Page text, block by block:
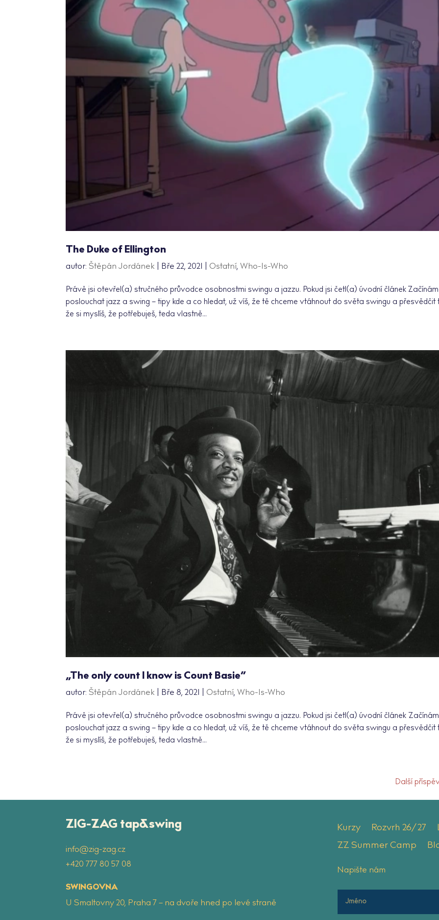
The Duke of Ellington
autor:Štěpán Jordánek Bře 22, 2021 Ostatní,Who-Is-Who
Právě jsi otevřel(a) stručného průvodce osobnostmi swingu a jazzu. Pokud jsi četl(a) úvodní článek Začínám
poslouchat jazz a swing – tipy kde a co hledat, už víš, že tě chceme vtáhnout do světa swingu a přesvědčit
že si myslíš, že potřebuješ, teda vlastně...
„The only count I know is Count Basie“
autor:Štěpán Jordánek Bře 8, 2021 Ostatní,Who-Is-Who
Právě jsi otevřel(a) stručného průvodce osobnostmi swingu a jazzu. Pokud jsi četl(a) úvodní článek Začínám
poslouchat jazz a swing – tipy kde a co hledat, už víš, že tě chceme vtáhnout do světa swingu a přesvědčit
že si myslíš, že potřebuješ, teda vlastně...
Další
ZIG-ZAG tap&swing
info@zig-zag.cz
‭+420 777 80 57 08
SWINGOVNA
U Smaltovny 20, Praha 7 – na dvoře hned po levé straně
Kurzy Rozvrh 26/27
ZZ Summer Camp
Napište nám